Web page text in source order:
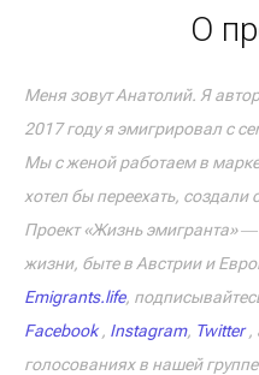
О
Меня зовут Анатолий. Я
2017 году я эмигрировал с
Мы с женой работаем в
хотел бы переехать, создали
Проект «Жизнь эмигранта»
жизни, быте в Австрии и
Emigrants.life,
Facebook, Instagram, Twitter,
голосованиях в нашей